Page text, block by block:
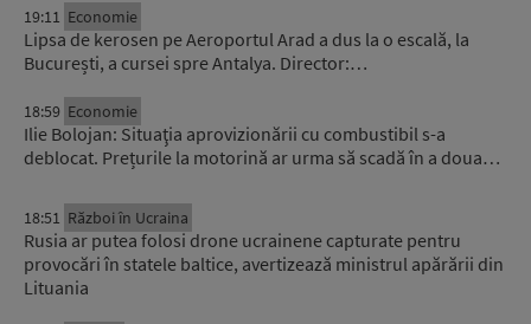
19:11 Economie
Lipsa de kerosen pe Aeroportul Arad a dus la o escală, la
București, a cursei spre Antalya. Director:…
18:59 Economie
Ilie Bolojan: Situaţia aprovizionării cu combustibil s-a
deblocat. Prețurile la motorină ar urma să scadă în a doua…
18:51 Război în Ucraina
Rusia ar putea folosi drone ucrainene capturate pentru
provocări în statele baltice, avertizează ministrul apărării din
Lituania